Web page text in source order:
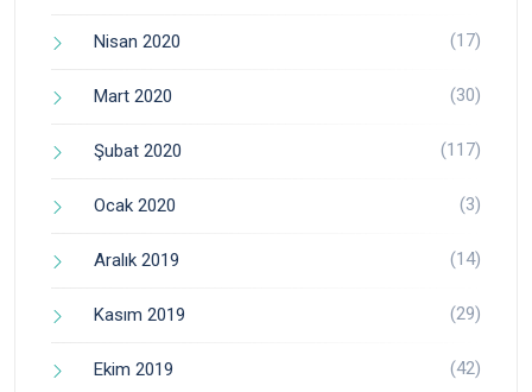
Nisan 2020 (17)
Mart 2020 (30)
Şubat 2020 (117)
Ocak 2020 (3)
Aralık 2019 (14)
Kasım 2019 (29)
Ekim 2019 (42)